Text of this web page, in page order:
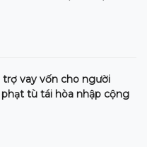
trợ vay vốn cho người
tù tái hòa nhập cộng